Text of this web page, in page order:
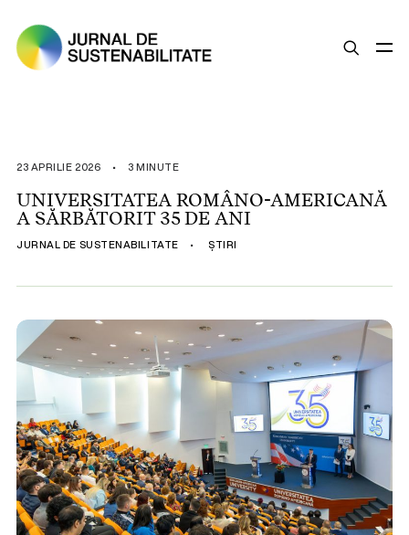
ȘTIRI
OPINII
ESG
LEGISLAȚIE
BUNE PRACTICI
23 APRILIE 2026 • 3 MINUTE
UNIVERSITATEA ROMÂNO-AMERICANĂ
A SĂRBĂTORIT 35 DE ANI
JURNAL DE SUSTENABILITATE • ȘTIRI